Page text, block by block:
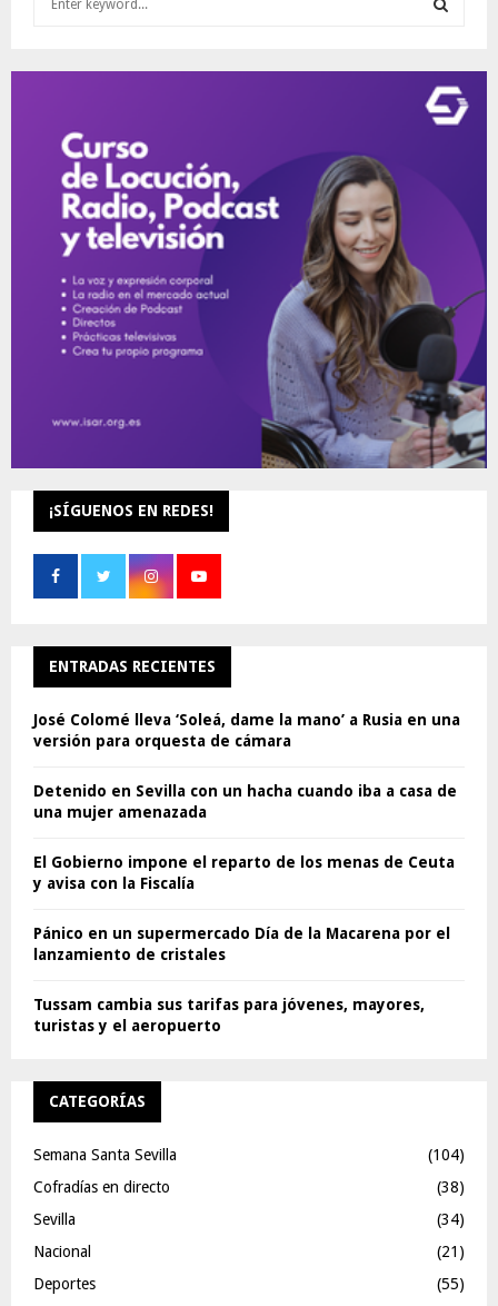
E
¡SÍGUENOS EN REDES!
ENTRADAS RECIENTES
José Colomé lleva ‘Soleá, dame la mano’ a Rusia en una
versión para orquesta de cámara
Detenido en Sevilla con un hacha cuando iba a casa de
una mujer amenazada
El Gobierno impone el reparto de los menas de Ceuta
y avisa con la Fiscalía
Pánico en un supermercado Día de la Macarena por el
lanzamiento de cristales
Tussam cambia sus tarifas para jóvenes, mayores,
turistas y el aeropuerto
CATEGORÍAS
Semana Santa Sevilla
(104)
Cofradías en directo
(38)
Sevilla
(34)
Nacional
(21)
Deportes
(55)